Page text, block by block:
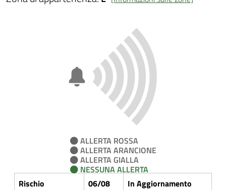
ALLERTA ROSSA
ALLERTA ARANCIONE
ALLERTA GIALLA
NESSUNA ALLERTA
Rischio
06/08
In Aggiornamento